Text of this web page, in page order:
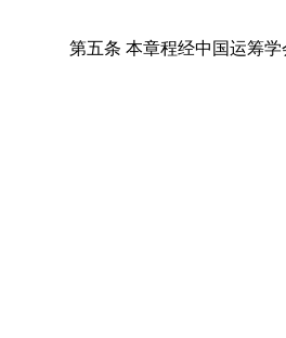
第五条 本章程经中国运筹